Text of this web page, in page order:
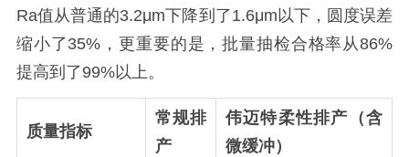
Ra值从普通的3.2μm下降到了1.6μm以下，圆度误差
缩小了35%，更重要的是，批量抽检合格率从86%
提高到了99%以上。
质量指标
常规排
产
伟迈特柔性排产（含
微缓冲）